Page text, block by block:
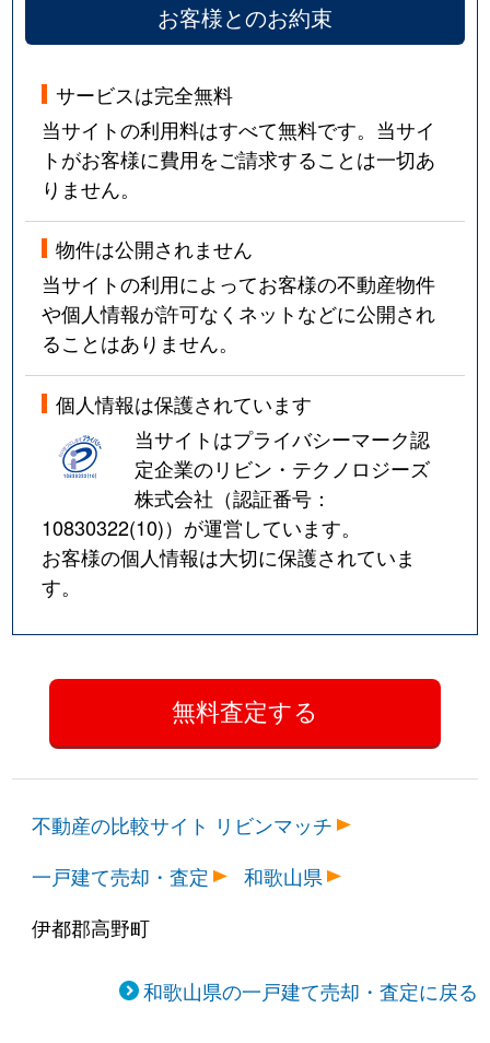
お客様とのお約束
サービスは完全無料
当サイトの利用料はすべて無料です。当サイ
トがお客様に費用をご請求することは一切あ
りません。
物件は公開されません
当サイトの利用によってお客様の不動産物件
や個人情報が許可なくネットなどに公開され
ることはありません。
個人情報は保護されています
当サイトはプライバシーマーク認
定企業のリビン・テクノロジーズ
株式会社（認証番号：
10830322(10)）が運営しています。
お客様の個人情報は大切に保護されていま
す。
不動産の比較サイト リビンマッチ
一戸建て売却・査定
和歌山県
伊都郡高野町
和歌山県の一戸建て売却・査定に戻る